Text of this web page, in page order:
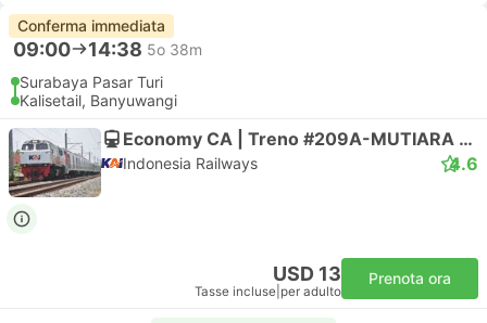
Conferma immediata
09:00 14:38 5o 38m
Surabaya Pasar Turi
Kalisetail, Banyuwangi
Economy CA | Treno #209A-MUTIARA TIMUR
Indonesia Railways 4.6
USD 13
Tasse incluse per adulto
Prenota ora